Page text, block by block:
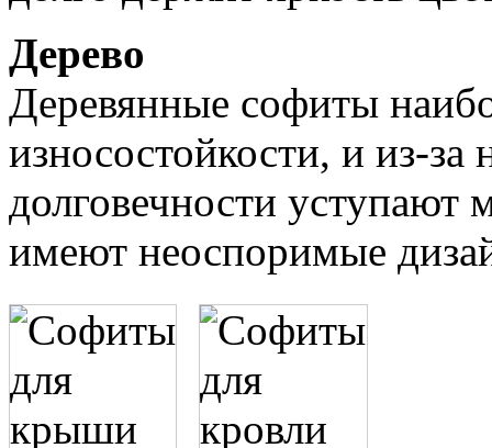
Дерево
Деревянные софиты
износостойкости, и из-
долговечности
имеют неоспоримые